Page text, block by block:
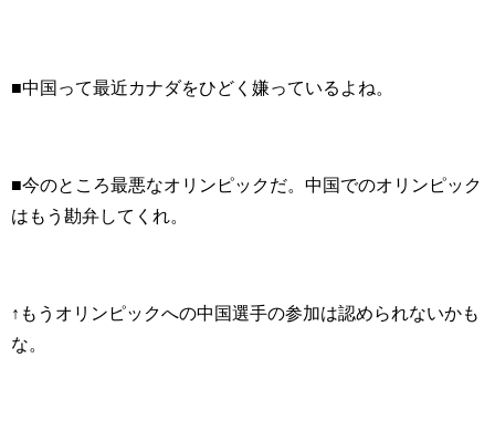
■中国って最近カナダをひどく嫌っているよね。
■今のところ最悪なオリンピックだ。中国でのオリンピック
はもう勘弁してくれ。
↑もうオリンピックへの中国選手の参加は認められないかも
な。